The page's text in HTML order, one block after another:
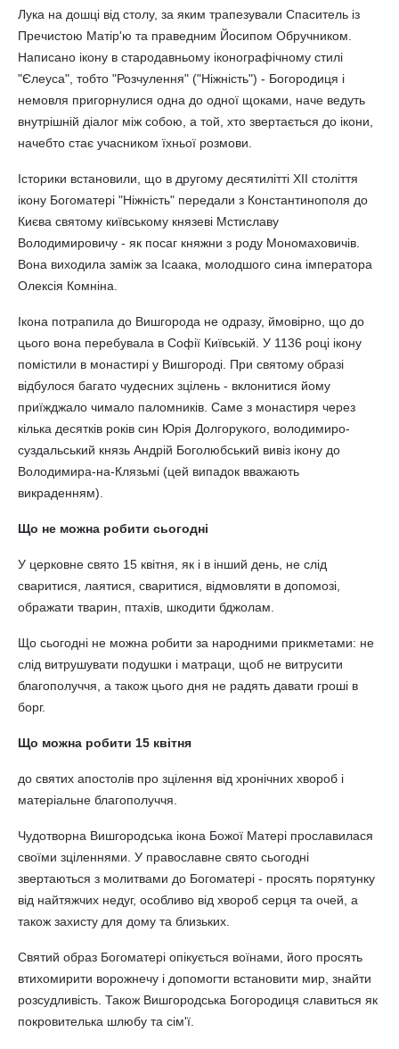
Лука на дошці від столу, за яким трапезували Спаситель із
Пречистою Матір'ю та праведним Йосипом Обручником.
Написано ікону в стародавньому іконографічному стилі
"Єлеуса", тобто "Розчулення" ("Ніжність") - Богородиця і
немовля пригорнулися одна до одної щоками, наче ведуть
внутрішній діалог між собою, а той, хто звертається до ікони,
начебто стає учасником їхньої розмови.
Історики встановили, що в другому десятилітті ХІІ століття
ікону Богоматері "Ніжність" передали з Константинополя до
Києва святому київському князеві Мстиславу
Володимировичу - як посаг княжни з роду Мономаховичів.
Вона виходила заміж за Ісаака, молодшого сина імператора
Олексія Комніна.
Ікона потрапила до Вишгорода не одразу, ймовірно, що до
цього вона перебувала в Софії Київській. У 1136 році ікону
помістили в монастирі у Вишгороді. При святому образі
відбулося багато чудесних зцілень - вклонитися йому
приїжджало чимало паломників. Саме з монастиря через
кілька десятків років син Юрія Долгорукого, володимиро-
суздальський князь Андрій Боголюбський вивіз ікону до
Володимира-на-Клязьмі (цей випадок вважають
викраденням).
Що не можна робити сьогодні
У церковне свято 15 квітня, як і в інший день, не слід
сваритися, лаятися, сваритися, відмовляти в допомозі,
ображати тварин, птахів, шкодити бджолам.
Що сьогодні не можна робити за народними прикметами: не
слід витрушувати подушки і матраци, щоб не витрусити
благополуччя, а також цього дня не радять давати гроші в
борг.
Що можна робити 15 квітня
до святих апостолів про зцілення від хронічних хвороб і
матеріальне благополуччя.
Чудотворна Вишгородська ікона Божої Матері прославилася
своїми зціленнями. У православне свято сьогодні
звертаються з молитвами до Богоматері - просять порятунку
від найтяжчих недуг, особливо від хвороб серця та очей, а
також захисту для дому та близьких.
Святий образ Богоматері опікується воїнами, його просять
втихомирити ворожнечу і допомогти встановити мир, знайти
розсудливість. Також Вишгородська Богородиця славиться як
покровителька шлюбу та сім'ї.